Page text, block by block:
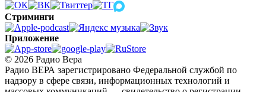
Стриминги
Приложение
© 2026 Радио Вера
Радио ВЕРА зарегистрировано Федеральной службой по
надзору в сфере связи, информационных технологий и